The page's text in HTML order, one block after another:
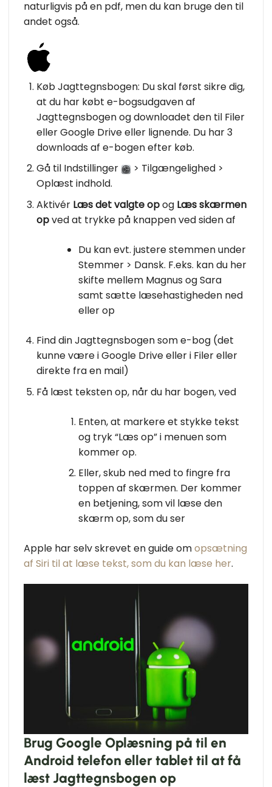
naturligvis på en pdf, men du kan bruge den til
andet også.
Køb Jagttegnsbogen: Du skal først sikre dig,
at du har købt e-bogsudgaven af
Jagttegnsbogen og downloadet den til Filer
eller Google Drive eller lignende. Du har 3
downloads af e-bogen efter køb.
Gå til Indstillinger
> Tilgængelighed >
Oplæst indhold.
Aktivér Læs det valgte opog Læs skærmen
opved at trykke på knappen ved siden af
Du kan evt. justere stemmen under
Stemmer > Dansk. F.eks. kan du her
skifte mellem Magnus og Sara
samt sætte læsehastigheden ned
eller op
Find din Jagttegnsbogen som e-bog (det
kunne være i Google Drive eller i Filer eller
direkte fra en mail)
Få læst teksten op, når du har bogen, ved
Enten, at markere et stykke tekst
og tryk “Læs op” i menuen som
kommer op.
Eller, skub ned med to fingre fra
toppen af skærmen. Der kommer
en betjening, som vil læse den
skærm op, som du ser
Apple har selv skrevet en guide omopsætning
af Siri til at læse tekst, som du kan læse her.
Brug Google Oplæsning på til en
Android telefon eller tablet til at få
læst Jagttegnsbogen op